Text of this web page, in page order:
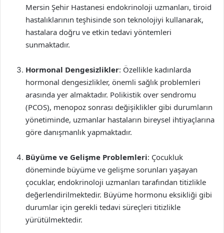
Mersin Şehir Hastanesi endokrinoloji uzmanları, tiroid
hastalıklarının teşhisinde son teknolojiyi kullanarak,
hastalara doğru ve etkin tedavi yöntemleri
sunmaktadır.
Hormonal Dengesizlikler: Özellikle kadınlarda
hormonal dengesizlikler, önemli sağlık problemleri
arasında yer almaktadır. Polikistik over sendromu
(PCOS), menopoz sonrası değişiklikler gibi durumların
yönetiminde, uzmanlar hastaların bireysel ihtiyaçlarına
göre danışmanlık yapmaktadır.
Büyüme ve Gelişme Problemleri: Çocukluk
döneminde büyüme ve gelişme sorunları yaşayan
çocuklar, endokrinoloji uzmanları tarafından titizlikle
değerlendirilmektedir. Büyüme hormonu eksikliği gibi
durumlar için gerekli tedavi süreçleri titizlikle
yürütülmektedir.